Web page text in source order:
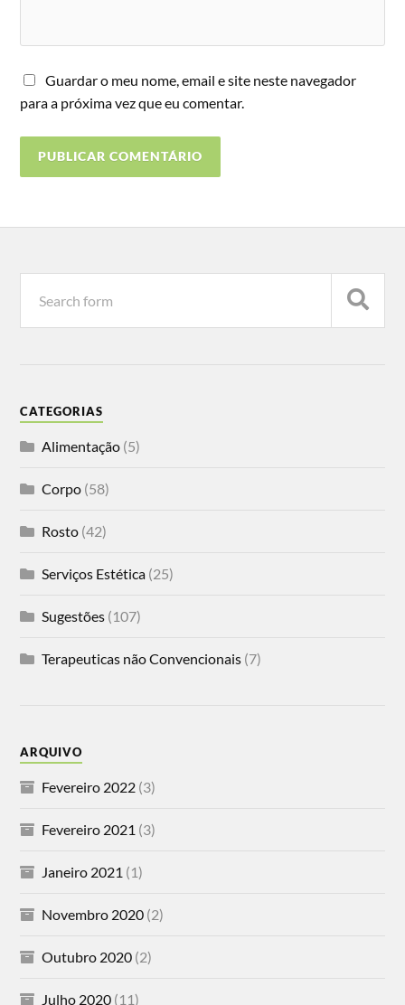
Guardar o meu nome, email e site neste navegador
para a próxima vez que eu comentar.
CATEGORIAS
Alimentação (5)
Corpo (58)
Rosto (42)
Serviços Estética (25)
Sugestões (107)
Terapeuticas não Convencionais (7)
ARQUIVO
Fevereiro 2022 (3)
Fevereiro 2021 (3)
Janeiro 2021 (1)
Novembro 2020 (2)
Outubro 2020 (2)
Julho 2020 (11)